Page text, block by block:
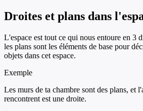
Droites et plans dans
L'espace est tout ce qui nous entoure en 3
les plans sont les éléments de base pour
objets dans cet espace.
Exemple
Les murs de ta chambre sont des plans, et
rencontrent est une droite.